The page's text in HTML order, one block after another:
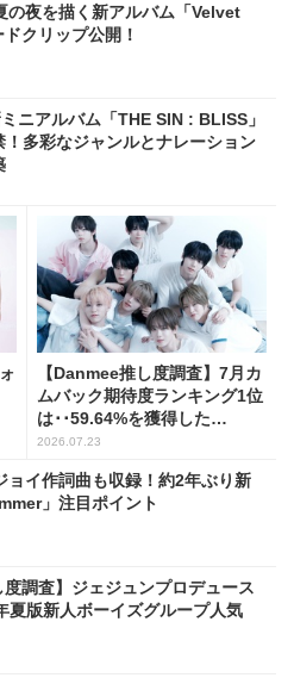
の夜を描く新アルバム「Velvet
クリップ公開！
ニアルバム「THE SIN : BLISS」
！多彩なジャンルとナレーション
【Danmee推し度調査】7月カ
ムバック期待度ランキング1位
は･･59.64%を獲得した
AHOF！
2026.07.23
ョイ作詞曲も収録！約2年ぶり新
」注目ポイント
度調査】ジェジュンプロデュース
夏版新人ボーイズグループ人気